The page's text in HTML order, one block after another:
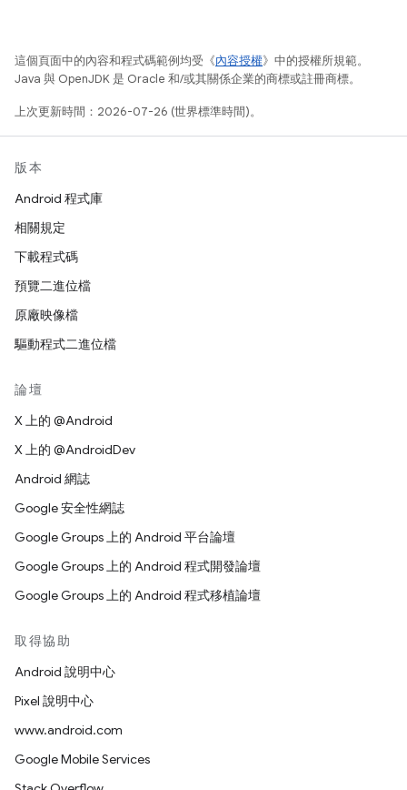
這個頁面中的內容和程式碼範例均受《內容授權》中的授權所規範。
Java 與 OpenJDK 是 Oracle 和/或其關係企業的商標或註冊商標。
上次更新時間：2026-07-26 (世界標準時間)。
版本
Android 程式庫
相關規定
下載程式碼
預覽二進位檔
原廠映像檔
驅動程式二進位檔
論壇
X 上的 @Android
X 上的 @AndroidDev
Android 網誌
Google 安全性網誌
Google Groups 上的 Android 平台論壇
Google Groups 上的 Android 程式開發論壇
Google Groups 上的 Android 程式移植論壇
取得協助
Android 說明中心
Pixel 說明中心
www.android.com
Google Mobile Services